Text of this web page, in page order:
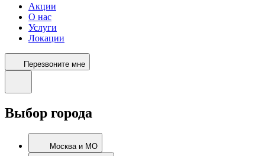
Акции
О нас
Услуги
Локации
Перезвоните мне
Выбор города
Москва и МО